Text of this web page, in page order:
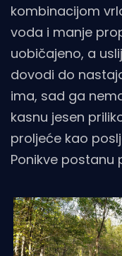
kombinacijom
voda i manje
uobičajeno, a
dovodi do
ima, sad ga
kasnu jesen
proljeće kao
Ponikve postanu